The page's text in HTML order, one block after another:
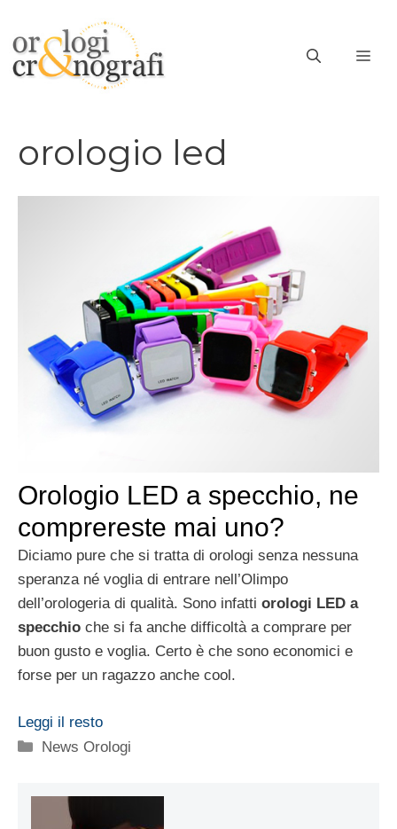
contenuto
orologio led
Orologio LED a specchio, ne
comprereste mai uno?
Diciamo pure che si tratta di orologi senza nessuna
speranza né voglia di entrare nell’Olimpo
dell’orologeria di qualità. Sono infatti orologi LED a
specchio che si fa anche difficoltà a comprare per
buon gusto e voglia. Certo è che sono economici e
forse per un ragazzo anche cool.
Leggi il resto
Categorie
News Orologi